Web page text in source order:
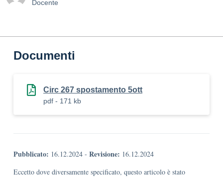
Docente
Documenti
Circ 267 spostamento 5ott
pdf - 171 kb
Pubblicato: 16.12.2024 - Revisione: 16.12.2024
Eccetto dove diversamente specificato, questo articolo è stato